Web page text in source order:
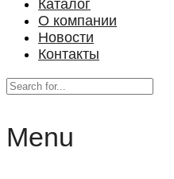
Каталог
О компании
Новости
Контакты
Menu